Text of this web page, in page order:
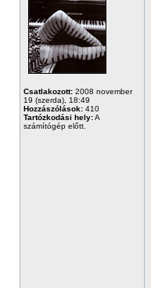
Csatlakozott: 2008 november
19 (szerda), 18:49
Hozzászólások: 410
Tartózkodási hely:A
számítógép előtt.